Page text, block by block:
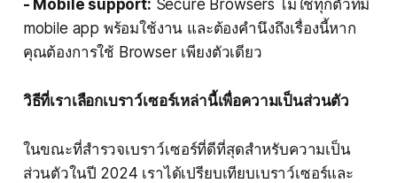
- Mobile support: Secure Browsers ไม่ใช่ทุกตัวที่มี
mobile app พร้อมใช้งาน และต้องคำนึงถึงเรื่องนี้หาก
คุณต้องการใช้ Browser เพียงตัวเดียว
วิธีที่เราเลือกเบราว์เซอร์เหล่านี้เพื่อความเป็นส่วนตัว
ในขณะที่สำรวจเบราว์เซอร์ที่ดีที่สุดสำหรับความเป็น
ส่วนตัวในปี 2024 เราได้เปรียบเทียบเบราว์เซอร์และ